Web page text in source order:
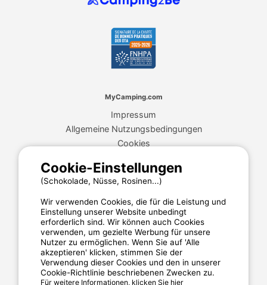
MyCamping.com
Impressum
Allgemeine Nutzungsbedingungen
Cookies
Eine 100% sichere Zahlungsabwicklung
Engagierten Kundenservice
Die besten Campingplätze
Verlässliche Kundenbewertungen
Cookie-Einstellungen
(Schokolade, Nüsse, Rosinen...)
Wir verwenden Cookies, die für die Leistung und
Einstellung unserer Website unbedingt
erforderlich sind. Wir können auch Cookies
verwenden, um gezielte Werbung für unsere
Nutzer zu ermöglichen. Wenn Sie auf 'Alle
akzeptieren' klicken, stimmen Sie der
Verwendung dieser Cookies und den in unserer
Cookie-Richtlinie beschriebenen Zwecken zu.
Für weitere Informationen, klicken Sie hier